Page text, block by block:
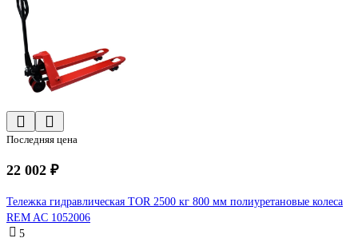
Последняя цена
22 002 ₽
Тележка гидравлическая TOR 2500 кг 800 мм полиуретановые колеса
REM AC 1052006
5